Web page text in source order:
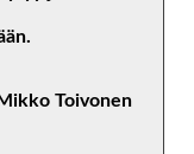
Toivonen